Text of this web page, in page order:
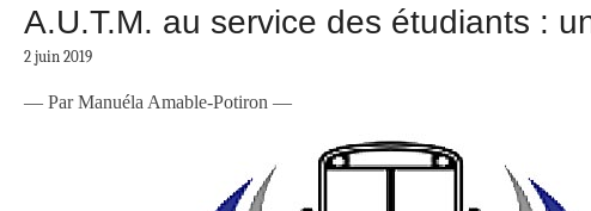
A.U.T.M. au service des étudiants :
2 juin 2019
— Par Manuéla Amable-Potiron —